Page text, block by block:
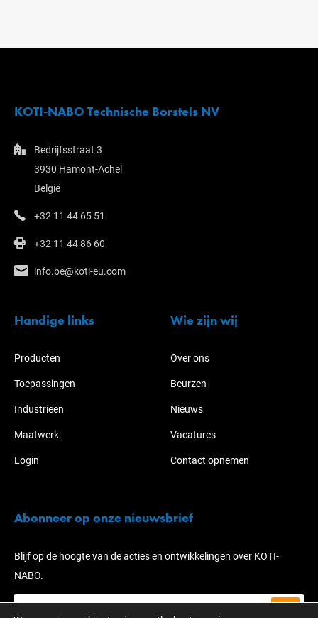
KOTI-NABO Technische Borstels NV
Bedrijfsstraat 3
3930 Hamont-Achel
België
+32 11 44 65 51
+32 11 44 86 60
info.be@koti-eu.com
Handige links
Producten
Toepassingen
Industrieën
Maatwerk
Login
Wie zijn wij
Over ons
Beurzen
Nieuws
Vacatures
Contact opnemen
Abonneer op onze nieuwsbrief
Blijf op de hoogte van de acties en ontwikkelingen over KOTI-
NABO.